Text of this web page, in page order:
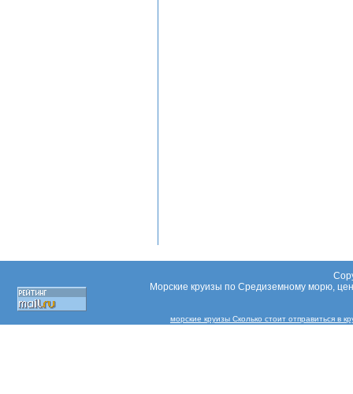
Морские круизы по Средиземному морю,
морские круизы Сколько стоит отправиться в